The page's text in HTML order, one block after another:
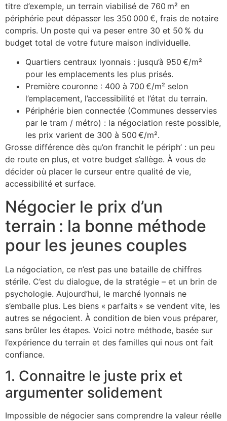
titre d’exemple, un terrain viabilisé de 760 m² en
périphérie peut dépasser les 350 000 €, frais de notaire
compris. Un poste qui va peser entre 30 et 50 % du
budget total de votre future maison individuelle.
Quartiers centraux lyonnais : jusqu’à 950 €/m²
pour les emplacements les plus prisés.
Première couronne : 400 à 700 €/m² selon
l’emplacement, l’accessibilité et l’état du terrain.
Périphérie bien connectée (Communes desservies
par le tram / métro) : la négociation reste possible,
les prix varient de 300 à 500 €/m².
Grosse différence dès qu’on franchit le périph’ : un peu
de route en plus, et votre budget s’allège. À vous de
décider où placer le curseur entre qualité de vie,
accessibilité et surface.
Négocier le prix d’un
terrain : la bonne méthode
pour les jeunes couples
La négociation, ce n’est pas une bataille de chiffres
stérile. C’est du dialogue, de la stratégie – et un brin de
psychologie. Aujourd’hui, le marché lyonnais ne
s’emballe plus. Les biens « parfaits » se vendent vite, les
autres se négocient. À condition de bien vous préparer,
sans brûler les étapes. Voici notre méthode, basée sur
l’expérience du terrain et des familles qui nous ont fait
confiance.
1. Connaitre le juste prix et
argumenter solidement
Impossible de négocier sans comprendre la valeur réelle